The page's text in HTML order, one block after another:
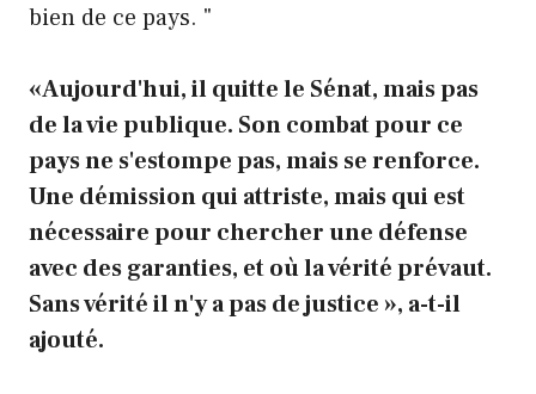
bien de ce pays. "
«Aujourd'hui, il quitte le Sénat, mais pas
de la vie publique. Son combat pour ce
pays ne s'estompe pas, mais se renforce.
Une démission qui attriste, mais qui est
nécessaire pour chercher une défense
avec des garanties, et où la vérité prévaut.
Sans vérité il n'y a pas de justice », a-t-il
ajouté.